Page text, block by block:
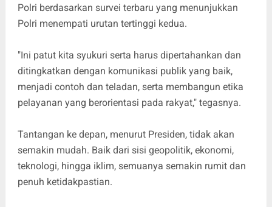
Polri berdasarkan survei terbaru yang menunjukkan
Polri menempati urutan tertinggi kedua.
"Ini patut kita syukuri serta harus dipertahankan dan
ditingkatkan dengan komunikasi publik yang baik,
menjadi contoh dan teladan, serta membangun etika
pelayanan yang berorientasi pada rakyat," tegasnya.
Tantangan ke depan, menurut Presiden, tidak akan
semakin mudah. Baik dari sisi geopolitik, ekonomi,
teknologi, hingga iklim, semuanya semakin rumit dan
penuh ketidakpastian.